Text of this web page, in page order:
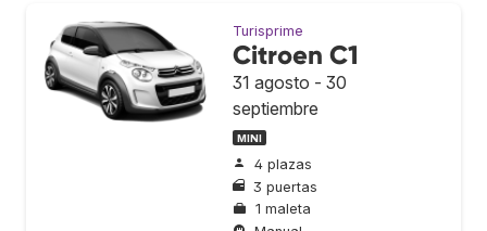
Turisprime
Citroen C1
31 agosto - 30
septiembre
MINI
4 plazas
3 puertas
1 maleta